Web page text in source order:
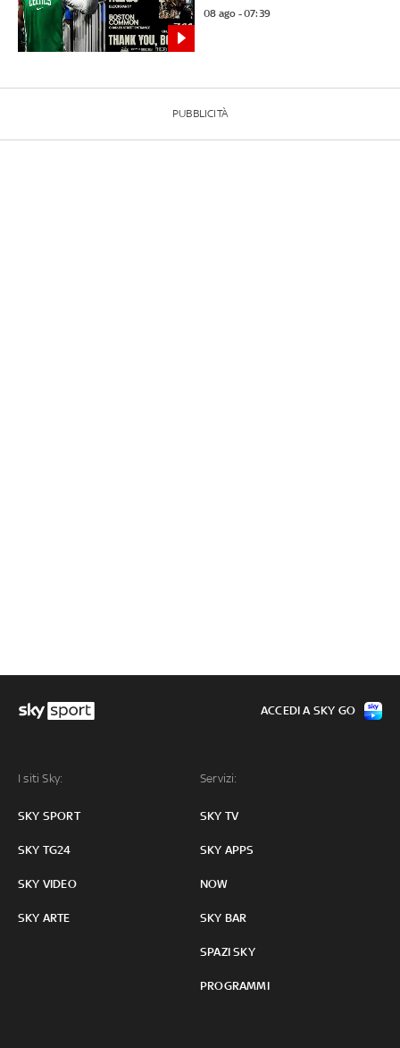
08 ago - 07:39
PUBBLICITÀ
I siti Sky:
SKY SPORT
SKY TG24
SKY VIDEO
SKY ARTE
Servizi:
SKY TV
SKY APPS
NOW
SKY BAR
SPAZI SKY
PROGRAMMI
ACCEDI A SKY GO